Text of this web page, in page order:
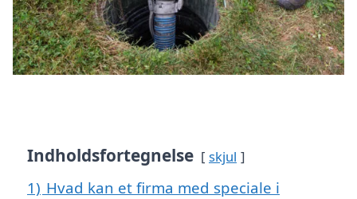
Indholdsfortegnelse skjul
1) Hvad kan et firma med speciale i